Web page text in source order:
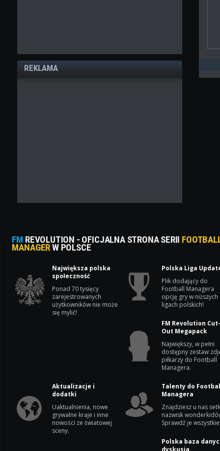
REKLAMA
FM REVOLUTION - OFICJALNA STRONA SERII
MANAGERW POLSCE
Największa polska
społeczność
Ponad 70 tysięcy
zarejestrowanych
użytkowników nie może
się mylić!
Polska Liga
Plik dodający do
Football Managera
opcję gry w niższych
ligach polskich!
FM Revolution
Out Megapack
Największy, w pełni
dostępny zestaw
piłkarzy do Football
Managera.
Aktualizacje i
dodatki
Uaktualnienia, nowe
grywalne kraje i inne
nowości ze światowej
sceny.
Talenty do
Managera
Znajdziesz u nas
nazwisk
Sprawdź je
Polska baza
dyskusja